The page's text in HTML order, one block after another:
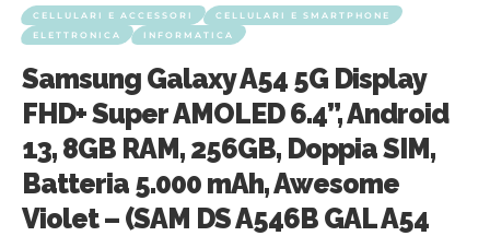
CELLULARI E ACCESSORI
CELLULARI E SMARTPHONE
ELETTRONICA
INFORMATICA
Samsung Galaxy A54 5G Display
FHD+ Super AMOLED 6.4”, Android
13, 8GB RAM, 256GB, Doppia SIM,
Batteria 5.000 mAh, Awesome
Violet – (SAM DS A546B GAL A54